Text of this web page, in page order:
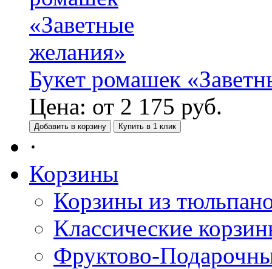
Букет ромашек
Цена: от 2 175 руб.
Добавить в корзину Купить в 1 клик
·
Корзины
Корзины из
Классические
Фруктово-